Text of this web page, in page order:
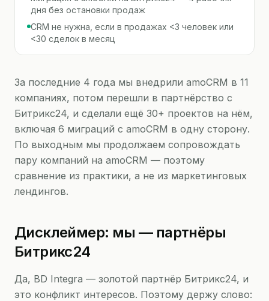
дня без остановки продаж
CRM не нужна, если в продажах <3 человек или
<30 сделок в месяц
За последние 4 года мы внедрили amoCRM в 11
компаниях, потом перешли в партнёрство с
Битрикс24, и сделали ещё 30+ проектов на нём,
включая 6 миграций с amoCRM в одну сторону.
По выходным мы продолжаем сопровождать
пару компаний на amoCRM — поэтому
сравнение из практики, а не из маркетинговых
лендингов.
Дисклеймер: мы — партнёры
Битрикс24
Да, BD Integra — золотой партнёр Битрикс24, и
это конфликт интересов. Поэтому держу слово: